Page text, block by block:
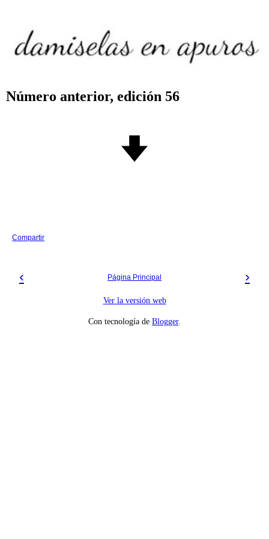
Número anterior, edición 56
Compartir
‹ ›
Página Principal
Ver la versión web
Con tecnología de Blogger.